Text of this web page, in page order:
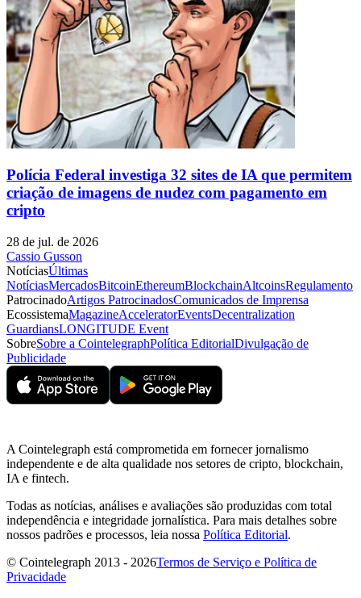
Polícia Federal investiga 32 sites de IA que permitem
criação de imagens de nudez com pagamento em
cripto
28 de jul. de 2026
Cassio Gusson
NotíciasÚltimas
NotíciasMercadosBitcoinEthereumBlockchainAltcoinsRegulamento
PatrocinadoArtigos PatrocinadosComunicados de Imprensa
EcossistemaMagazineAcceleratorEventsDecentralization
GuardiansLONGITUDE Event
SobreSobre a CointelegraphPolítica EditorialDivulgação de
Publicidade
A Cointelegraph está comprometida em fornecer jornalismo
independente e de alta qualidade nos setores de cripto, blockchain,
IA e fintech.
Todas as notícias, análises e avaliações são produzidas com total
independência e integridade jornalística. Para mais detalhes sobre
nossos padrões e processos, leia nossa Política Editorial.
© Cointelegraph 2013 - 2026Termos de Serviço e Política de
Privacidade